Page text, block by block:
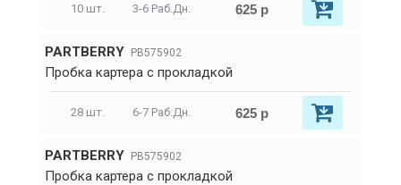
10 шт. 3-6 Раб.Дн. 625 р
PARTBERRY PB575902
Пробка картера с прокладкой
28 шт. 6-7 Раб.Дн. 625 р
PARTBERRY PB575902
Пробка картера с прокладкой